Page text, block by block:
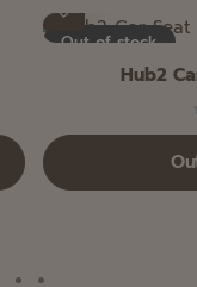
Out of stock
Hub2